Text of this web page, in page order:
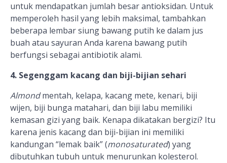
untuk mendapatkan jumlah besar antioksidan. Untuk
memperoleh hasil yang lebih maksimal, tambahkan
beberapa lembar siung bawang putih ke dalam jus
buah atau sayuran Anda karena bawang putih
berfungsi sebagai antibiotik alami.
4. Segenggam kacang dan biji-bijian sehari
Almondmentah, kelapa, kacang mete, kenari, biji
wijen, biji bunga matahari, dan biji labu memiliki
kemasan gizi yang baik. Kenapa dikatakan bergizi? Itu
karena jenis kacang dan biji-bijian ini memiliki
kandungan “lemak baik” (monosaturated) yang
dibutuhkan tubuh untuk menurunkan kolesterol.